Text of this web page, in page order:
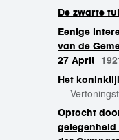
De zwarte
Eenige
van de
27 April
Het
—
Optocht